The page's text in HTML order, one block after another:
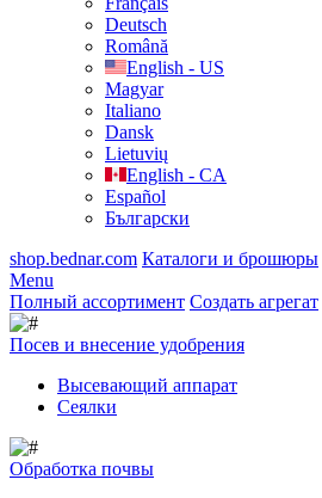
Deutsch
Română
English - US
Magyar
Italiano
Dansk
Lietuvių
English - CA
Español
Български
shop.bednar.com Каталоги и брошюры
Menu
Полный ассортимент Создать агрегат
Посев и внесение удобрения
Высевающий аппарат
Сеялки
Обработка почвы